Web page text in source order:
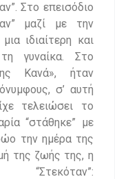
Στο επεισόδιο
μαζί με την
ιδιαίτερη και
γυναίκα. Στο
Κανά», ήταν
σ’ αυτή
τελειώσει το
“στάθηκε” με
την ημέρα της
της ζωής της, η
“Στεκόταν”: